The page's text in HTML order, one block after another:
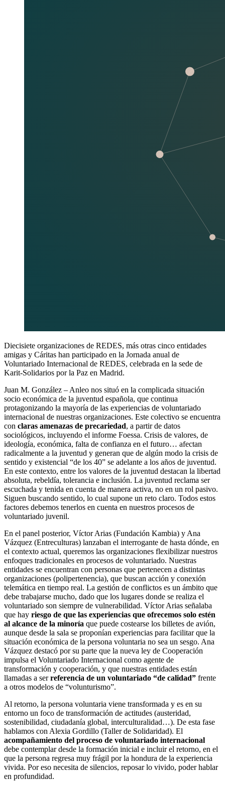
Diecisiete organizaciones de REDES, más otras cinco entidades
amigas y Cáritas han participado en la Jornada anual de
Voluntariado Internacional de REDES, celebrada en la sede de
Karit-Solidarios por la Paz en Madrid.
Juan M. González – Anleo nos situó en la complicada situación
socio económica de la juventud española, que continua
protagonizando la mayoría de las experiencias de voluntariado
internacional de nuestras organizaciones. Este colectivo se encuentra
con claras amenazas de precariedad, a partir de datos
sociológicos, incluyendo el informe Foessa. Crisis de valores, de
ideología, económica, falta de confianza en el futuro… afectan
radicalmente a la juventud y generan que de algún modo la crisis de
sentido y existencial “de los 40” se adelante a los años de juventud.
En este contexto, entre los valores de la juventud destacan la libertad
absoluta, rebeldía, tolerancia e inclusión. La juventud reclama ser
escuchada y tenida en cuenta de manera activa, no en un rol pasivo.
Siguen buscando sentido, lo cual supone un reto claro. Todos estos
factores debemos tenerlos en cuenta en nuestros procesos de
voluntariado juvenil.
En el panel posterior, Víctor Arias (Fundación Kambia) y Ana
Vázquez (Entreculturas) lanzaban el interrogante de hasta dónde, en
el contexto actual, queremos las organizaciones flexibilizar nuestros
enfoques tradicionales en procesos de voluntariado. Nuestras
entidades se encuentran con personas que pertenecen a distintas
organizaciones (polipertenencia), que buscan acción y conexión
telemática en tiempo real. La gestión de conflictos es un ámbito que
debe trabajarse mucho, dado que los lugares donde se realiza el
voluntariado son siempre de vulnerabilidad. Víctor Arias señalaba
que hay riesgo de que las experiencias que ofrecemos solo estén
al alcance de la minoría que puede costearse los billetes de avión,
aunque desde la sala se proponían experiencias para facilitar que la
situación económica de la persona voluntaria no sea un sesgo. Ana
Vázquez destacó por su parte que la nueva ley de Cooperación
impulsa el Voluntariado Internacional como agente de
transformación y cooperación, y que nuestras entidades están
llamadas a serreferencia de un voluntariado “de calidad” frente
a otros modelos de “volunturismo”.
Al retorno, la persona voluntaria viene transformada y es en su
entorno un foco de transformación de actitudes (austeridad,
sostenibilidad, ciudadanía global, interculturalidad…). De esta fase
hablamos con Alexia Gordillo (Taller de Solidaridad). El
acompañamiento del proceso de voluntariado internacional
debe contemplar desde la formación inicial e incluir el retorno, en el
que la persona regresa muy frágil por la hondura de la experiencia
vivida. Por eso necesita de silencios, reposar lo vivido, poder hablar
en profundidad.